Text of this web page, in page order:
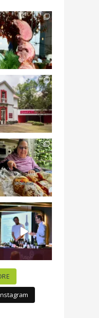
a celebrar a
dos #mamás
cercanas mi...
17 0
Esta
en la
el...
12 0
tocó rosca de
Tagers un
restaurante de
Avenida...
50 10
una noche única
España y...
10 0